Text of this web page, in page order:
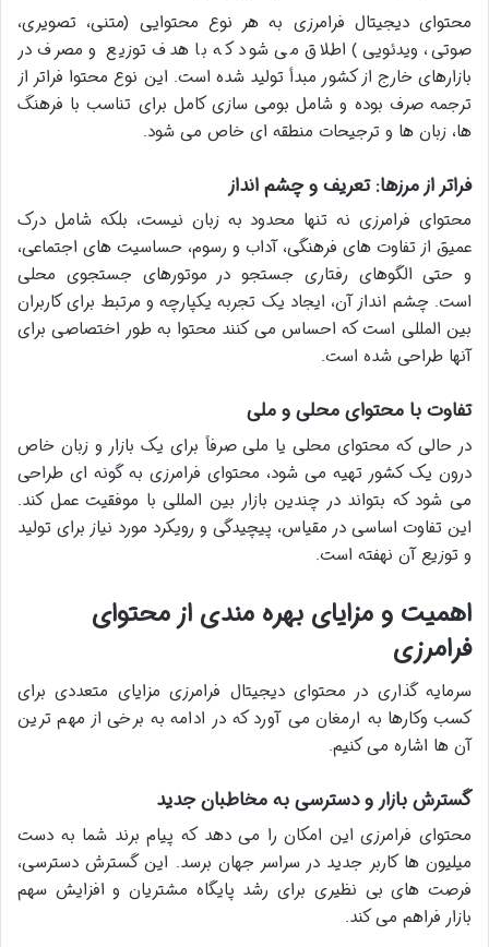
محتوای دیجیتال فرامرزی به هر نوع محتوایی (متنی، تصویری،
صوتی، ویدئویی) اطلاق می شود که با هدف توزیع و مصرف در
بازارهای خارج از کشور مبدأ تولید شده است. این نوع محتوا فراتر از
ترجمه صرف بوده و شامل بومی سازی کامل برای تناسب با فرهنگ
ها، زبان ها و ترجیحات منطقه ای خاص می شود.
فراتر از مرزها: تعریف و چشم انداز
محتوای فرامرزی نه تنها محدود به زبان نیست، بلکه شامل درک
عمیق از تفاوت های فرهنگی، آداب و رسوم، حساسیت های اجتماعی،
و حتی الگوهای رفتاری جستجو در موتورهای جستجوی محلی
است. چشم انداز آن، ایجاد یک تجربه یکپارچه و مرتبط برای کاربران
بین المللی است که احساس می کنند محتوا به طور اختصاصی برای
آنها طراحی شده است.
تفاوت با محتوای محلی و ملی
در حالی که محتوای محلی یا ملی صرفاً برای یک بازار و زبان خاص
درون یک کشور تهیه می شود، محتوای فرامرزی به گونه ای طراحی
می شود که بتواند در چندین بازار بین المللی با موفقیت عمل کند.
این تفاوت اساسی در مقیاس، پیچیدگی و رویکرد مورد نیاز برای تولید
و توزیع آن نهفته است.
اهمیت و مزایای بهره مندی از محتوای
فرامرزی
سرمایه گذاری در محتوای دیجیتال فرامرزی مزایای متعددی برای
کسب وکارها به ارمغان می آورد که در ادامه به برخی از مهم ترین
آن ها اشاره می کنیم.
گسترش بازار و دسترسی به مخاطبان جدید
محتوای فرامرزی این امکان را می دهد که پیام برند شما به دست
میلیون ها کاربر جدید در سراسر جهان برسد. این گسترش دسترسی،
فرصت های بی نظیری برای رشد پایگاه مشتریان و افزایش سهم
بازار فراهم می کند.